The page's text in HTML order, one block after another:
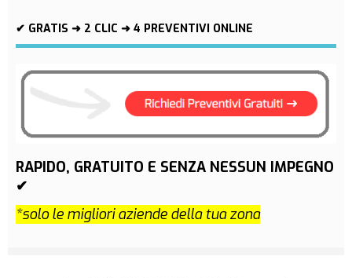
✔ GRATIS ➜ 2 CLIC ➜ 4 PREVENTIVI ONLINE
RAPIDO, GRATUITO E SENZA NESSUN IMPEGNO
✔
*solo le migliori aziende della tua zona